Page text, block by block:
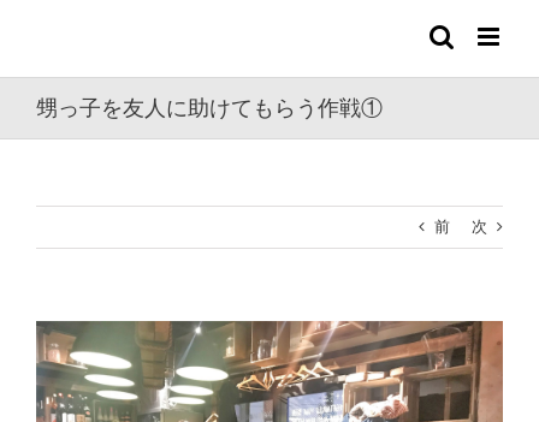
甥っ子を友人に助けてもらう作戦①
前 次
View
Larger
Image